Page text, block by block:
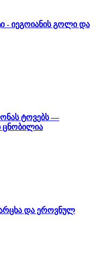
- იეგოიანის გოლი და
ტოვებს —
ცნობილია
და ეროვნულ